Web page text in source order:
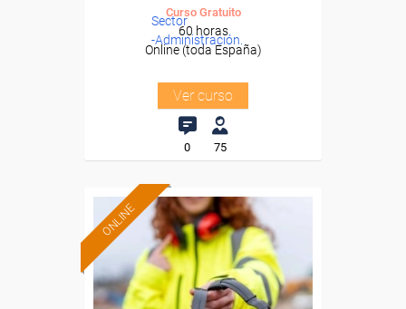
Sector
-Administración.
Curso Gratuito
60 horas
Online (toda España)
Ver curso
0 75
ONLINE